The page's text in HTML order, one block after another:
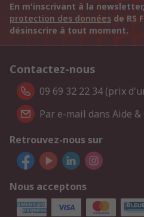
En m'inscrivant à la
protection des données de RS
désinscrire à tout moment.
Contactez-nous
09 69 32 22 34 (prix
Par e-mail dans Aide &
Retrouvez-nous sur
Nous acceptons